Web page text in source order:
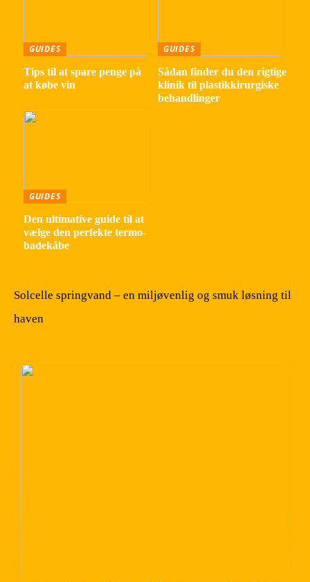
GUIDES
Tips til at spare penge på
at købe vin
GUIDES
Sådan finder du den rigtige
klinik til plastikkirurgiske
behandlinger
GUIDES
Den ultimative guide til at
vælge den perfekte termo-
badekåbe
Solcelle springvand – en miljøvenlig og smuk løsning til
haven